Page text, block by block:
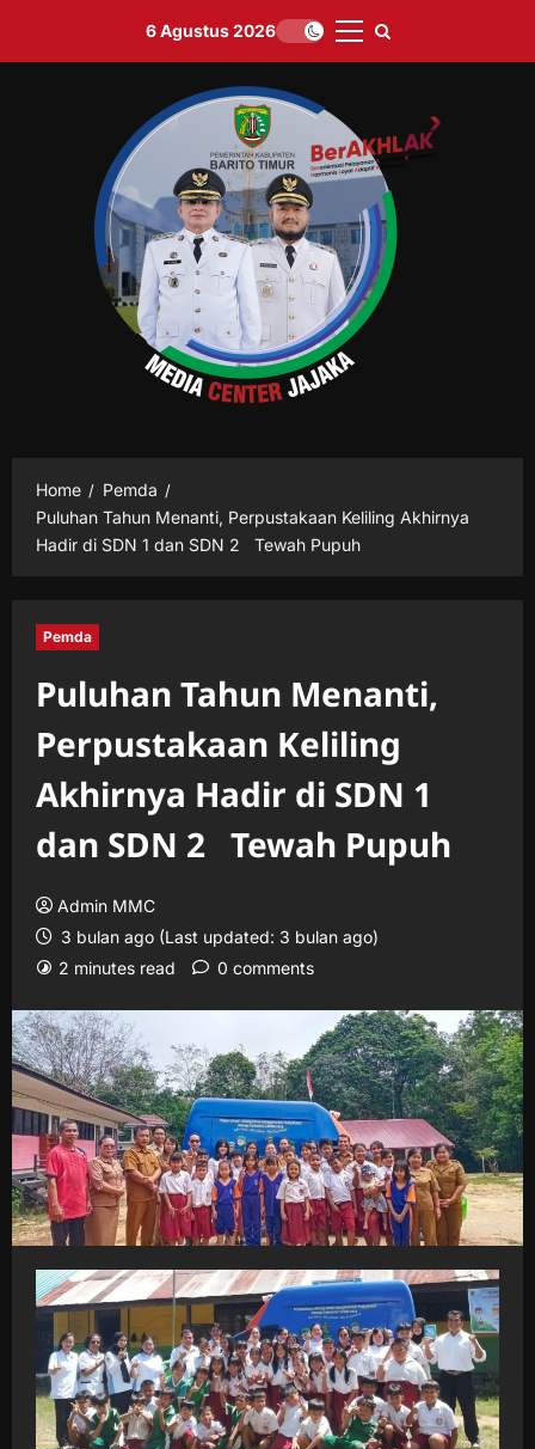
content
6 Agustus 2026
Primary
Home
Pemda
Puluhan Tahun Menanti, Perpustakaan Keliling Akhirnya
Hadir di SDN 1 dan SDN 2 Tewah Pupuh
Pemda
Puluhan Tahun Menanti,
Perpustakaan Keliling
Akhirnya Hadir di SDN 1
dan SDN 2 Tewah Pupuh
Admin MMC
3 bulan ago (Last updated: 3 bulan ago)
2 minutes read
0 comments